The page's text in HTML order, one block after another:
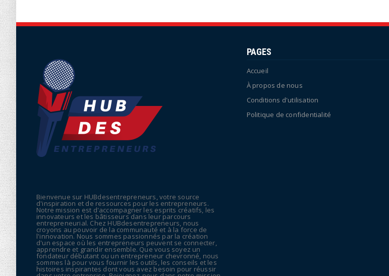
Bienvenue sur HUBdesentrepreneurs, votre source
d'inspiration et de ressources pour les entrepreneurs.
Notre mission est d'accompagner les esprits créatifs, les
innovateurs et les bâtisseurs dans leur parcours
entrepreneurial. Chez HUBdesentrepreneurs, nous
croyons au pouvoir de la communauté et à la force de
l'innovation. Nous sommes passionnés par la création
d'un espace où les entrepreneurs peuvent se connecter,
apprendre et grandir ensemble. Que vous soyez un
fondateur débutant ou un entrepreneur chevronné, nous
sommes là pour vous fournir les outils, les conseils et les
histoires inspirantes dont vous avez besoin pour réussir
PAGES
Accueil
À propos de nous
Conditions d'utilisation
Politique de confidentialité